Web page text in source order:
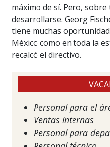
máximo de sí. Pero,
desarrollarse. Georg
tiene muchas
México como en toda la
recalcó el directivo.
Personal para el
Ventas internas
Personal para